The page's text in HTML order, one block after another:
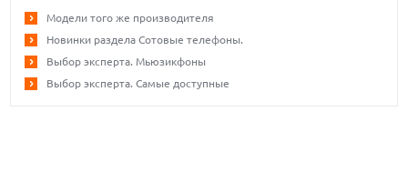
Модели того же производителя
Новинки раздела Сотовые телефоны.
Выбор эксперта. Мьюзикфоны
Выбор эксперта. Самые доступные